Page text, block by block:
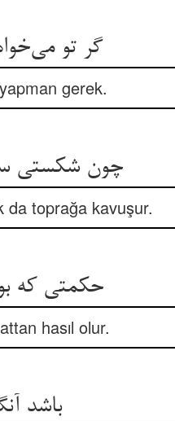
گر تو می‌خواهی که سر را بشکنی ** آب را و خاک را بر هم زنی
gerek.
چون شکستی سر رود آبش به اصل ** خاک سوی خاک آید روز فصل
da toprağa kavuşur.
حکمتی که بود حق را ز ازدواج ** گشت حاصل از نیاز و از لجاج
hasıl olur.
باشد آنگه ازدواجات دگر ** لا سمع اذن و لا عین بصر